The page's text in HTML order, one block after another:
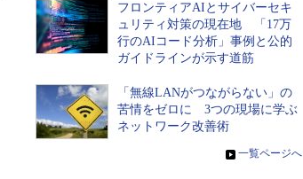
フロンティアAIとサイバーセキ
ュリティ対策の現在地 「17万
行のAIコード分析」事例と公的
ガイドラインが示す道筋
「無線LANがつながらない」の
苦情をゼロに 3つの現場に学ぶ
ネットワーク改善術
» 一覧ページへ